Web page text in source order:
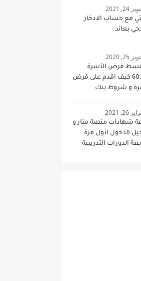
24, 2021
مع حساب الادخار
بعائد
25, 2020
قرض الأسرة
60,000 كيف اقدم على قرض
و شروط بنك
26, 2021
شهادات منصة منار و
الدخول لأول مرة
الدورات التدريبية